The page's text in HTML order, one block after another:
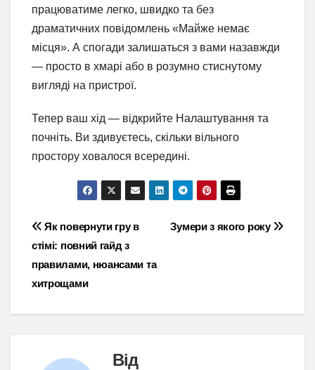
працюватиме легко, швидко та без
драматичних повідомлень «Майже немає
місця». А спогади залишаться з вами назавжди
— просто в хмарі або в розумно стиснутому
вигляді на пристрої.
Тепер ваш хід — відкрийте Налаштування та
почніть. Ви здивуєтесь, скільки вільного
простору ховалося всередині.
Навігація
записів
Зумери з якого року
Як повернути гру в
стімі: повний гайд з
правилами, нюансами та
хитрощами
Від